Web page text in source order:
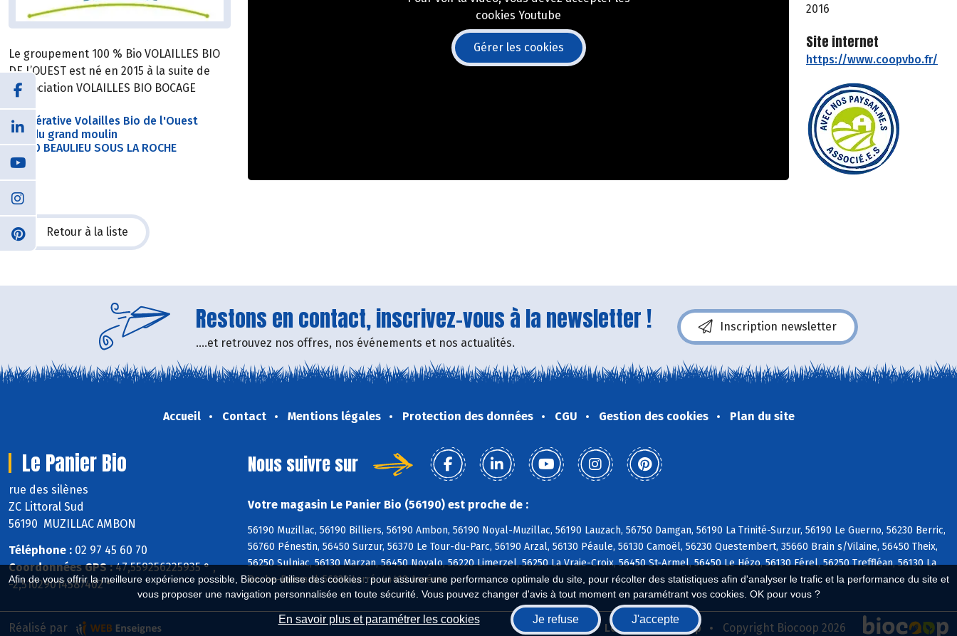
Afin de vous offrir la meilleure expérience possible, Biocoop utilise des cookies : pour assurer une performance optimale du site, pour récolter des statistiques afin d'analyser le trafic et la performance du site et
vous proposer une navigation personnalisée en toute sécurité. Vous pouvez changer d'avis à tout moment en paramétrant vos cookies. OK pour vous ?
En savoir plus et paramétrer les cookies Je refuse J'accepte
2016
Site internet
https://www.coopvbo.fr/
Le groupement 100 % Bio VOLAILLES BIO
DE L’OUEST est né en 2015 à la suite de
l’association VOLAILLES BIO BOCAGE
Coopérative Volailles Bio de l'Ouest
Rue du grand moulin
85190 BEAULIEU SOUS LA ROCHE
cookies Youtube
Gérer les cookies
Retour à la liste
Restons en contact, inscrivez-vous à la newsletter !
....et retrouvez nos offres, nos événements et nos actualités.
Inscription newsletter
Accueil Contact Mentions légales Protection des données CGU Gestion des cookies Plan du site
Le Panier Bio
rue des silènes
ZC Littoral Sud
56190 MUZILLAC AMBON
Téléphone : 02 97 45 60 70
Coordonnées GPS :47,559256225935 ° ,
-2,51029014587402 °
Nous suivre sur
Votre magasin Le Panier Bio (56190) est proche de :
56190 Muzillac, 56190 Billiers, 56190 Ambon, 56190 Noyal-Muzillac, 56190 Lauzach, 56750 Damgan, 56190 La Trinité-Surzur, 56190 Le Guerno, 56230 Berric,
56760 Pénestin, 56450 Surzur, 56370 Le Tour-du-Parc, 56190 Arzal, 56130 Péaule, 56130 Camoël, 56230 Questembert, 35660 Brain s/Vilaine, 56450 Theix,
56250 Sulniac, 56130 Marzan, 56450 Noyalo, 56220 Limerzel, 56250 La Vraie-Croix, 56450 St-Armel, 56450 Le Hézo, 56130 Férel, 56250 Treffléan, 56130 La
Roche-Bernard, 56230 Larré, 44410 Assérac
Le réseau Biocoop Copyright Biocoop 2026
Réalisé par